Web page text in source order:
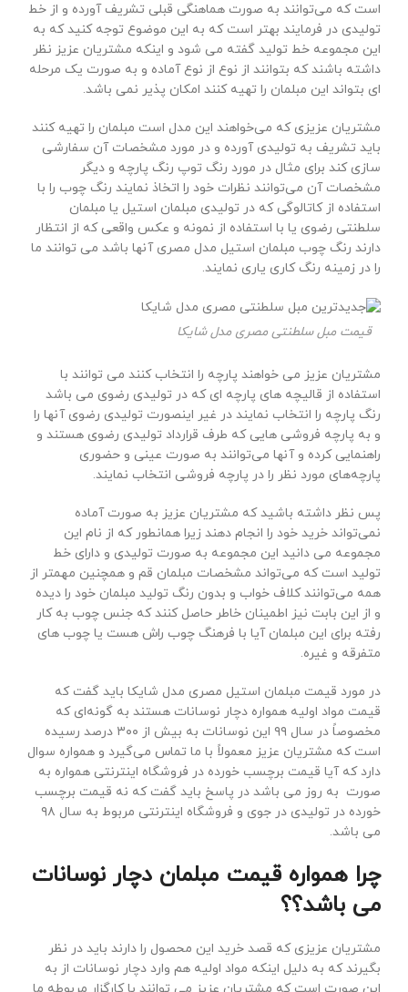
است که می‌توانند به صورت هماهنگی قبلی تشریف آورده و از خط
تولیدی در فرمایند بهتر است که به این موضوع توجه کنید که به
این مجموعه خط تولید گفته می شود و اینکه مشتریان عزیز نظر
داشته باشند که بتوانند از نوع از نوع آماده و به صورت یک مرحله
ای بتواند این مبلمان را تهیه کنند امکان پذیر نمی باشد.
مشتریان عزیزی که می‌خواهند این مدل است مبلمان را تهیه کنند
باید تشریف به تولیدی آورده و در مورد مشخصات آن سفارشی
سازی کند برای مثال در مورد رنگ توپ رنگ پارچه و دیگر
مشخصات آن می‌توانند نظرات خود را اتخاذ نمایند رنگ چوب را با
استفاده از کاتالوگی که در تولیدی مبلمان استیل یا مبلمان
سلطنتی رضوی یا با استفاده از نمونه و عکس واقعی که از انتظار
دارند رنگ چوب مبلمان استیل مدل مصری آنها باشد می توانند ما
را در زمینه رنگ کاری یاری نمایند.
قیمت مبل سلطنتی مصری مدل شایکا
مشتریان عزیز می خواهند پارچه را انتخاب کنند می توانند با
استفاده از قالیچه های پارچه ای که در تولیدی رضوی می باشد
رنگ پارچه را انتخاب نمایند در غیر اینصورت تولیدی رضوی آنها را
و به پارچه فروشی هایی که طرف قرارداد تولیدی رضوی هستند و
راهنمایی کرده و آنها می‌توانند به صورت عینی و حضوری
پارچه‌های مورد نظر را در پارچه فروشی انتخاب نمایند.
پس نظر داشته باشید که مشتریان عزیز به صورت آماده
نمی‌تواند خرید خود را انجام دهند زیرا همانطور که از نام این
مجموعه می دانید این مجموعه به صورت تولیدی و دارای خط
تولید است که می‌تواند مشخصات مبلمان قم و همچنین مهمتر از
همه می‌توانند کلاف خواب و بدون رنگ تولید مبلمان خود را دیده
و از این بابت نیز اطمینان خاطر حاصل کنند که جنس چوب به کار
رفته برای این مبلمان آیا با فرهنگ چوب راش هست یا چوب های
متفرقه و غیره.
در مورد قیمت مبلمان استیل مصری مدل شایکا باید گفت که
قیمت مواد اولیه همواره دچار نوسانات هستند به گونه‌ای که
مخصوصاً در سال ۹۹ این نوسانات به بیش از ۳۰۰ درصد رسیده
است که مشتریان عزیز معمولاً با ما تماس می‌گیرد و همواره سوال
دارد که آیا قیمت برچسب خورده در فروشگاه اینترنتی همواره به
صورت به روز می باشد در پاسخ باید گفت که نه قیمت برچسب
خورده در تولیدی در جوی و فروشگاه اینترنتی مربوط به سال ۹۸
می باشد.
چرا همواره قیمت مبلمان دچار نوسانات
می باشد؟؟
مشتریان عزیزی که قصد خرید این محصول را دارند باید در نظر
بگیرند که به دلیل اینکه مواد اولیه هم وارد دچار نوسانات از به